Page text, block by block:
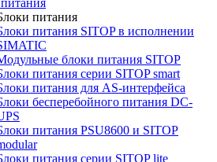
питания
питания SITOP в исполнении
блоки питания SITOP
питания серии SITOP smart
питания для AS-интерфейса
бесперебойного питания DC-
питания PSU8600 и SITOP
питания серии SITOP lite